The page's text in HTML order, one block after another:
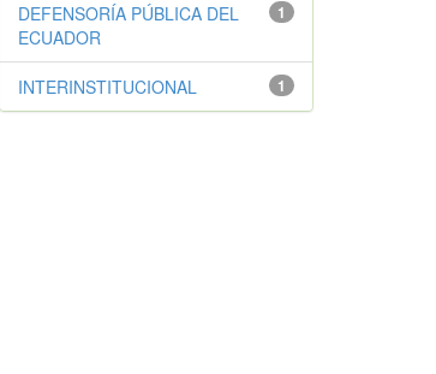
1
DEFENSORÍA PÚBLICA DEL
ECUADOR
1
INTERINSTITUCIONAL